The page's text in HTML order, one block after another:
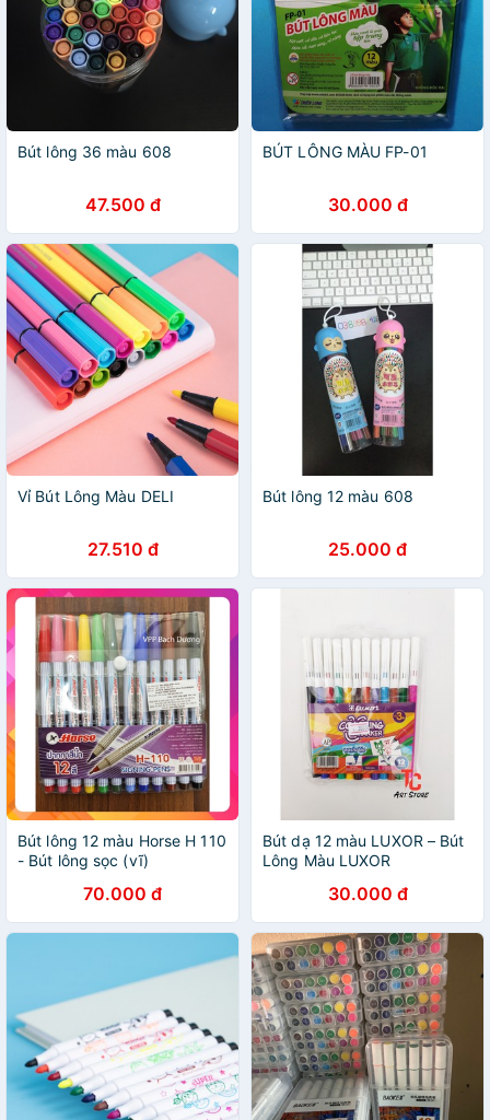
Bút lông 36 màu 608
47.500 đ
BÚT LÔNG MÀU FP-01
30.000 đ
Vỉ Bút Lông Màu DELI
27.510 đ
Bút lông 12 màu 608
25.000 đ
Bút lông 12 màu Horse H 110
- Bút lông sọc (vĩ)
70.000 đ
Bút dạ 12 màu LUXOR – Bút
Lông Màu LUXOR
30.000 đ